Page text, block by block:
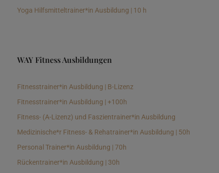
Yoga Hilfsmitteltrainer*in Ausbildung | 10 h
WAY Fitness Ausbildungen
Fitnesstrainer*in Ausbildung | B-Lizenz
Fitnesstrainer*in Ausbildung | +100h
Fitness- (A-Lizenz) und Faszientrainer*in Ausbildung
Medizinische*r Fitness- & Rehatrainer*in Ausbildung | 50h
Personal Trainer*in Ausbildung | 70h
Rückentrainer*in Ausbildung | 30h